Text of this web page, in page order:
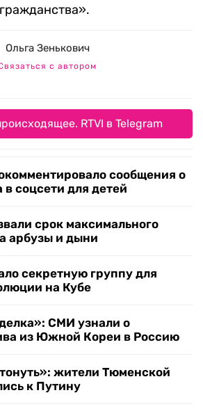
Ольга Зенькович
с автором
RTVI в Telegram
сообщения о
в соцсети для детей
срок максимального
арбузы и дыни
секретную группу для
на Кубе
СМИ узнали о
из Южной Кореи в Россию
жители Тюменской
к Путину